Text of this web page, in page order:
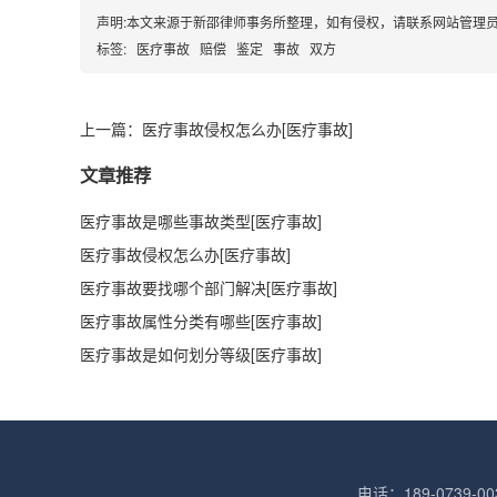
声明:本文来源于新邵律师事务所整理，如有侵权，请联系网站管理
标签: 医疗事故 赔偿 鉴定 事故 双方
上一篇：医疗事故侵权怎么办[医疗事故]
文章推荐
医疗事故是哪些事故类型[医疗事故]
医疗事故侵权怎么办[医疗事故]
医疗事故要找哪个部门解决[医疗事故]
医疗事故属性分类有哪些[医疗事故]
医疗事故是如何划分等级[医疗事故]